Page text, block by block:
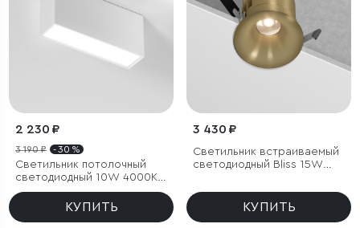
2 230 ₽
3 190 ₽ - 30 %
Светильник потолочный
светодиодный 10W 4000K
белый Block
КУПИТЬ
3 430 ₽
Светильник встраиваемый
светодиодный Bliss 15W
КУПИТЬ